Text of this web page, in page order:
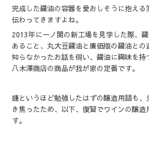
完成した醤油の容器を愛おしそうに抱え
伝わってきますよね。
2013年に一ノ関の新工場を見学した際、
あること、丸大豆醤油と廉価版の醤油と
知らなかったお話を伺い、醤油に興味を持
八木澤商店の商品が我が家の定番です。
嫌というほど勉強したはずの醸造用語も
き焦ったため、以下、復習でワインの醸
す。